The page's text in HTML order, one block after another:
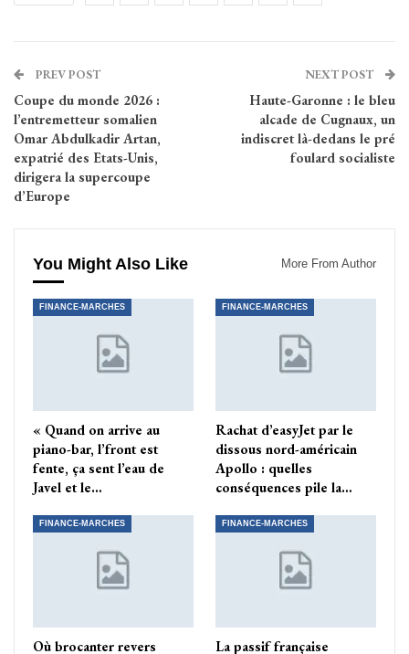
PREV POST
Coupe du monde 2026 :
l’entremetteur somalien
Omar Abdulkadir Artan,
expatrié des Etats-Unis,
dirigera la supercoupe
d’Europe
NEXT POST
Haute-Garonne : le bleu
alcade de Cugnaux, un
indiscret là-dedans le pré
foulard socialiste
You Might Also Like More From Author
FINANCE-MARCHES
« Quand on arrive au
piano-bar, l’front est
fente, ça sent l’eau de
Javel et le…
FINANCE-MARCHES
Rachat d’easyJet par le
dissous nord-américain
Apollo : quelles
conséquences pile la…
FINANCE-MARCHES
Où brocanter revers
FINANCE-MARCHES
La passif française